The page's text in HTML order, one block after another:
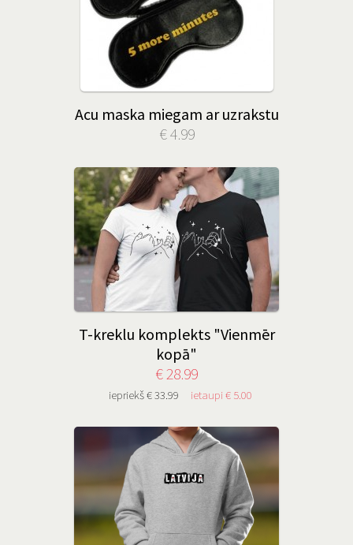
Acu maska miegam ar uzrakstu
€ 4.99
T-kreklu komplekts "Vienmēr
kopā"
€ 28.99
iepriekš € 33.99 ietaupi € 5.00